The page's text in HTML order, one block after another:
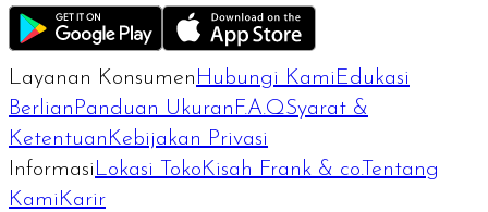
Layanan Konsumen Hubungi Kami Edukasi
Berlian Panduan Ukuran F.A.QSyarat &
Ketentuan Kebijakan Privasi
Informasi Lokasi Toko Kisah Frank & co.Tentang
Kami Karir